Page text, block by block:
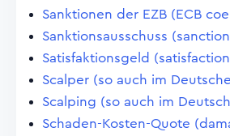
Sanktionen der EZB (ECB
Sanktionsausschuss
Satisfaktionsgeld
Scalper (so auch im
Scalping (so auch im
Schaden-Kosten-Quote